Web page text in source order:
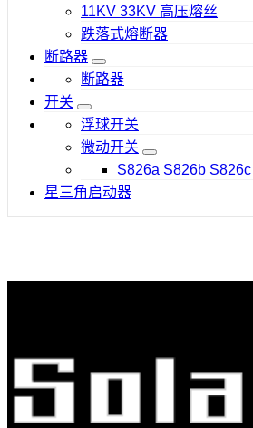
11KV 33KV 高压熔丝
跌落式熔断器
断路器
断路器
开关
浮球开关
微动开关
S826a S826b
星三角启动器